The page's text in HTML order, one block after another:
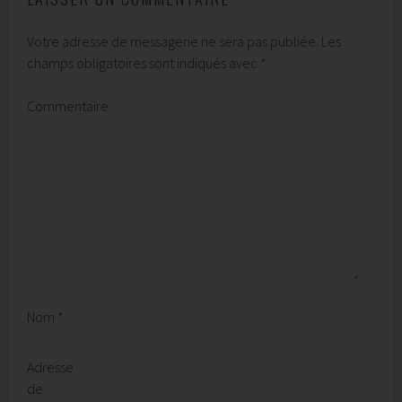
Votre adresse de messagerie ne sera pas publiée. Les
champs obligatoires sont indiqués avec *
Commentaire
Nom *
Adresse
de